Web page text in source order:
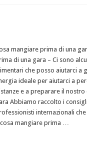
mangiare prima di una
di una gara – Ci sono
che posso aiutarci a
ideale per aiutarci a
e a preparare il
Abbiamo raccolto i
internazionali
mangiare prima …